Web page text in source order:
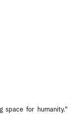
space for humanity."